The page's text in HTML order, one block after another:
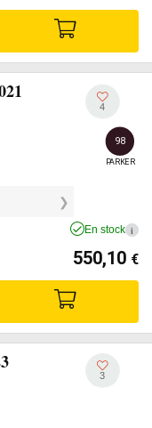
4
98
PARKER
En stock i
550,10 €
3